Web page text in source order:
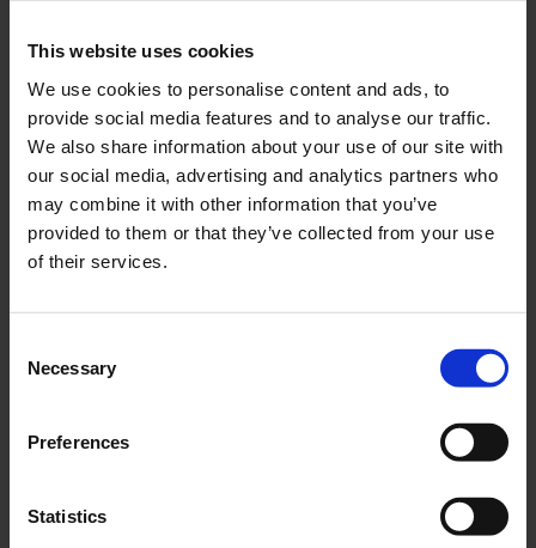
This website uses cookies
We use cookies to personalise content and ads, to
provide social media features and to analyse our traffic.
We also share information about your use of our site with
our social media, advertising and analytics partners who
may combine it with other information that you’ve
provided to them or that they’ve collected from your use
of their services.
Selection
Necessary
Preferences
Statistics
Pumpen
Mike Radloff
Servicecenterleiter
+49 431 58795-52
radloff@wulf-johannsen.de
Einsatzleiter
podratz@wulf-johannsen.de